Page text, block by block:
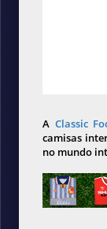
A Classic
camisas
no mundo